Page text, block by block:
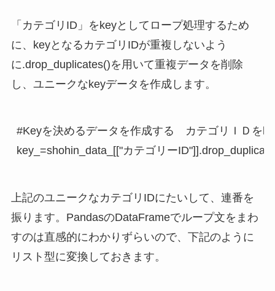
「カテゴリID」をkeyとしてロープ処理するため
に、keyとなるカテゴリIDが重複しないよう
に.drop_duplicates()を用いて重複データを削除
し、ユニークなkeyデータを作成します。
#Keyを決めるデータを作成する　カテゴリＩＤを
key_=shohin_data_[["カテゴリー
上記のユニークなカテゴリIDにたいして、連番を
振ります。PandasのDataFrameでループ文をまわ
すのは直感的にわかりずらいので、下記のように
リスト型に変換しておきます。